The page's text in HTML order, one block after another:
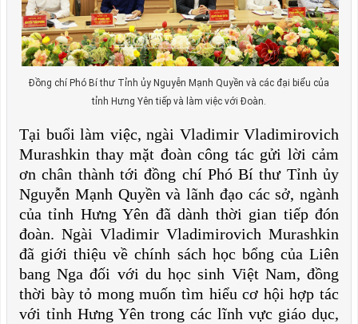
Đồng chí Phó Bí thư Tỉnh ủy Nguyễn Mạnh Quyền và các đại biểu của
tỉnh Hưng Yên tiếp và làm việc với Đoàn.
Tại buổi làm việc, ngài Vladimir Vladimirovich
Murashkin thay mặt đoàn công tác gửi lời cảm
ơn chân thành tới đồng chí Phó Bí thư Tỉnh ủy
Nguyễn Mạnh Quyền và lãnh đạo các sở, ngành
của tỉnh Hưng Yên đã dành thời gian tiếp đón
đoàn. Ngài Vladimir Vladimirovich Murashkin
đã giới thiệu về chính sách học bổng của Liên
bang Nga đối với du học sinh Việt Nam, đồng
thời bày tỏ mong muốn tìm hiểu cơ hội hợp tác
với tỉnh Hưng Yên trong các lĩnh vực giáo dục,